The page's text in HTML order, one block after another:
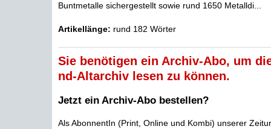
Buntmetalle sichergestellt sowie rund 1650 Metalldi...
Artikellänge: rund 182 Wörter
Sie benötigen ein Archiv-Abo, um
nd-Altarchiv lesen zu können.
Jetzt ein Archiv-Abo bestellen?
Als AbonnentIn (Print, Online und Kombi) unserer